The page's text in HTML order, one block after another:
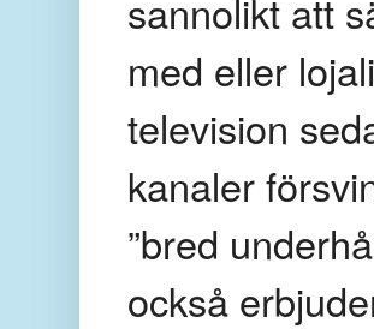
sannolikt att
med eller
television
kanaler
”bred
också